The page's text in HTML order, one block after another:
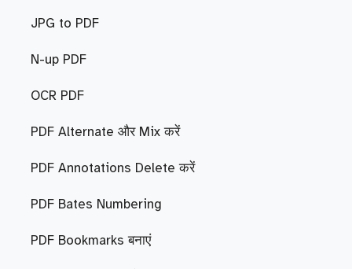
JPG to PDF
N-up PDF
OCR PDF
PDF Alternate और Mix करें
PDF Annotations Delete करें
PDF Bates Numbering
PDF Bookmarks बनाएं